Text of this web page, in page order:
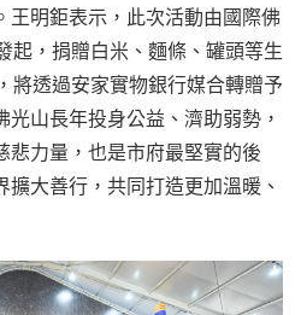
王明鉅表示，此次活動由國際佛
起，捐贈白米、麵條、罐頭等生
將透過安家實物銀行媒合轉贈予
山長年投身公益、濟助弱勢，
悲力量，也是市府最堅實的後
大善行，共同打造更加溫暖、